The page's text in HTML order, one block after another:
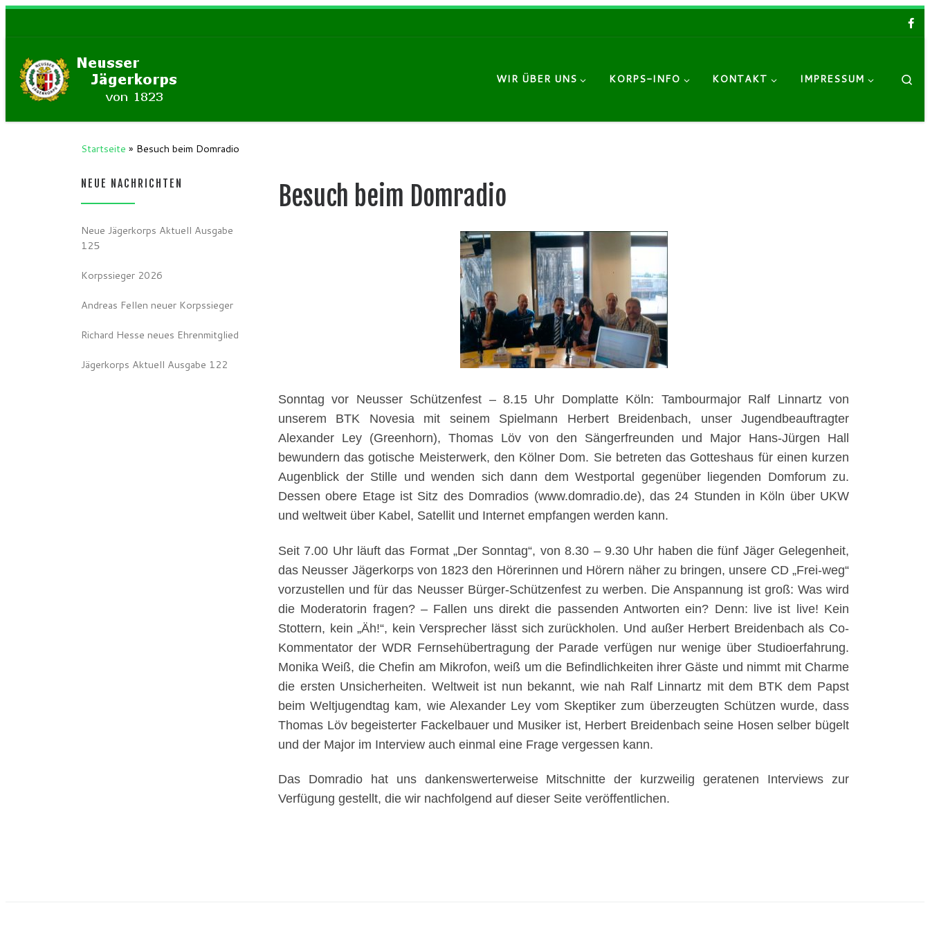
WIR ÜBER UNS KORPS-INFO KONTAKT IMPRESSUM
Startseite » Besuch beim Domradio
Besuch beim Domradio
Sonntag vor Neusser Schützenfest – 8.15 Uhr Domplatte Köln: Tambourmajor Ralf Linnartz von
unserem BTK Novesia mit seinem Spielmann Herbert Breidenbach, unser Jugendbeauftragter
Alexander Ley (Greenhorn), Thomas Löv von den Sängerfreunden und Major Hans-Jürgen Hall
bewundern das gotische Meisterwerk, den Kölner Dom. Sie betreten das Gotteshaus für einen kurzen
Augenblick der Stille und wenden sich dann dem Westportal gegenüber liegenden Domforum zu.
Dessen obere Etage ist Sitz des Domradios (www.domradio.de), das 24 Stunden in Köln über UKW
und weltweit über Kabel, Satellit und Internet empfangen werden kann.
Seit 7.00 Uhr läuft das Format „Der Sonntag“, von 8.30 – 9.30 Uhr haben die fünf Jäger Gelegenheit,
das Neusser Jägerkorps von 1823 den Hörerinnen und Hörern näher zu bringen, unsere CD „Frei-weg“
vorzustellen und für das Neusser Bürger-Schützenfest zu werben. Die Anspannung ist groß: Was wird
die Moderatorin fragen? – Fallen uns direkt die passenden Antworten ein? Denn: live ist live! Kein
Stottern, kein „Äh!“, kein Versprecher lässt sich zurückholen. Und außer Herbert Breidenbach als Co-
Kommentator der WDR Fernsehübertragung der Parade verfügen nur wenige über Studioerfahrung.
Monika Weiß, die Chefin am Mikrofon, weiß um die Befindlichkeiten ihrer Gäste und nimmt mit Charme
die ersten Unsicherheiten. Weltweit ist nun bekannt, wie nah Ralf Linnartz mit dem BTK dem Papst
beim Weltjugendtag kam, wie Alexander Ley vom Skeptiker zum überzeugten Schützen wurde, dass
Thomas Löv begeisterter Fackelbauer und Musiker ist, Herbert Breidenbach seine Hosen selber bügelt
und der Major im Interview auch einmal eine Frage vergessen kann.
Das Domradio hat uns dankenswerterweise Mitschnitte der kurzweilig geratenen Interviews zur
Verfügung gestellt, die wir nachfolgend auf dieser Seite veröffentlichen.
NEUE NACHRICHTEN
Neue Jägerkorps Aktuell Ausgabe
125
Korpssieger 2026
Andreas Fellen neuer Korpssieger
Richard Hesse neues Ehrenmitglied
Jägerkorps Aktuell Ausgabe 122